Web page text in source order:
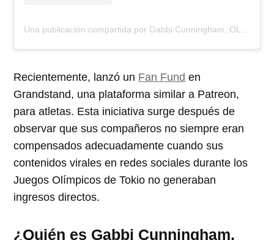
Recientemente, lanzó un Fan Fund en
Grandstand, una plataforma similar a Patreon,
para atletas. Esta iniciativa surge después de
observar que sus compañeros no siempre eran
compensados adecuadamente cuando sus
contenidos virales en redes sociales durante los
Juegos Olímpicos de Tokio no generaban
ingresos directos.
¿Quién es Gabbi Cunningham,